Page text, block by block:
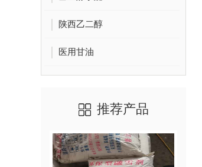
陕西乙二醇
医用甘油
推荐产品